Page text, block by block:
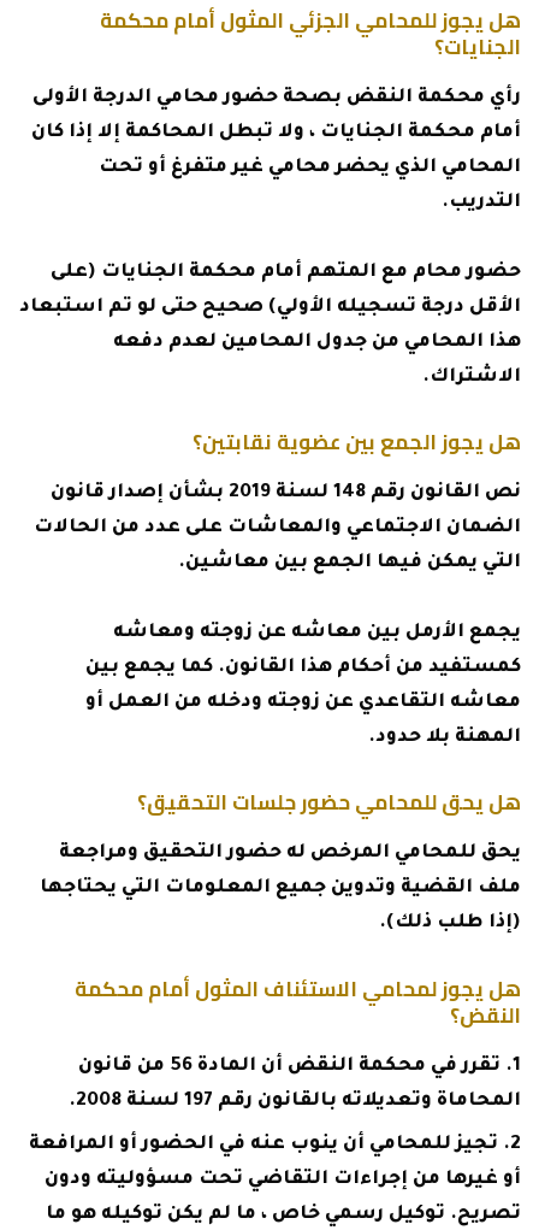
هل يجوز للمحامي الجزئي المثول أمام محكمة
الجنايات؟
رأي محكمة النقض بصحة حضور محامي الدرجة الأولى
أمام محكمة الجنايات ، ولا تبطل المحاكمة إلا إذا كان
المحامي الذي يحضر محامي غير متفرغ أو تحت
التدريب.
حضور محام مع المتهم أمام محكمة الجنايات (على
الأقل درجة تسجيله الأولي) صحيح حتى لو تم استبعاد
هذا المحامي من جدول المحامين لعدم دفعه
الاشتراك.
هل يجوز الجمع بين عضوية نقابتين؟
نص القانون رقم 148 لسنة 2019 بشأن إصدار قانون
الضمان الاجتماعي والمعاشات على عدد من الحالات
التي يمكن فيها الجمع بين معاشين.
يجمع الأرمل بين معاشه عن زوجته ومعاشه
كمستفيد من أحكام هذا القانون. كما يجمع بين
معاشه التقاعدي عن زوجته ودخله من العمل أو
المهنة بلا حدود.
هل يحق للمحامي حضور جلسات التحقيق؟
يحق للمحامي المرخص له حضور التحقيق ومراجعة
ملف القضية وتدوين جميع المعلومات التي يحتاجها
(إذا طلب ذلك).
هل يجوز لمحامي الاستئناف المثول أمام محكمة
النقض؟
تقرر في محكمة النقض أن المادة 56 من قانون
المحاماة وتعديلاته بالقانون رقم 197 لسنة 2008.
تجيز للمحامي أن ينوب عنه في الحضور أو المرافعة
أو غيرها من إجراءات التقاضي تحت مسؤوليته ودون
تصريح. توكيل رسمي خاص ، ما لم يكن توكيله هو ما